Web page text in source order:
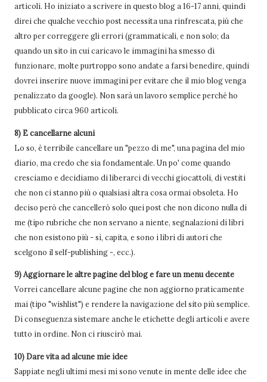
articoli. Ho iniziato a scrivere in questo blog a 16-17 anni, quindi
direi che qualche vecchio post necessita una rinfrescata, più che
altro per correggere gli errori (grammaticali, e non solo; da
quando un sito in cui caricavo le immagini ha smesso di
funzionare, molte purtroppo sono andate a farsi benedire, quindi
dovrei inserire nuove immagini per evitare che il mio blog venga
penalizzato da google). Non sarà un lavoro semplice perché ho
pubblicato circa 960 articoli.
8) E cancellarne alcuni
Lo so, è terribile cancellare un "pezzo di me", una pagina del mio
diario, ma credo che sia fondamentale. Un po' come quando
cresciamo e decidiamo di liberarci di vecchi giocattoli, di vestiti
che non ci stanno più o qualsiasi altra cosa ormai obsoleta. Ho
deciso però che cancellerò solo quei post che non dicono nulla di
me (tipo rubriche che non servano a niente, segnalazioni di libri
che non esistono più - sì, capita, e sono i libri di autori che
scelgono il self-publishing -, ecc.).
9) Aggiornare le altre pagine del blog e fare un menu decente
Vorrei cancellare alcune pagine che non aggiorno praticamente
mai (tipo "wishlist") e rendere la navigazione del sito più semplice.
Di conseguenza sistemare anche le etichette degli articoli e avere
tutto in ordine. Non ci riuscirò mai.
10) Dare vita ad alcune mie idee
Sappiate negli ultimi mesi mi sono venute in mente delle idee che